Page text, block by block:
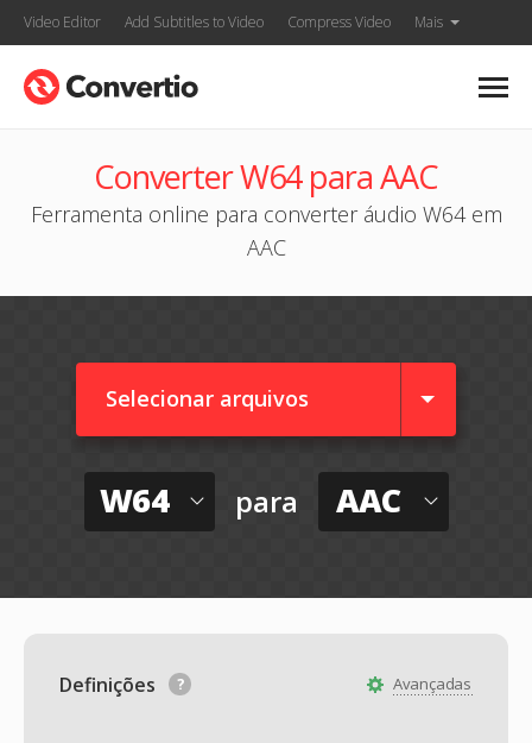
Video Editor Add Subtitles to Video Compress Video Mais
Converter W64 para AAC
Ferramenta online para converter áudio W64 em
AAC
Selecionar arquivos
W64 para AAC
Avançadas
Definições